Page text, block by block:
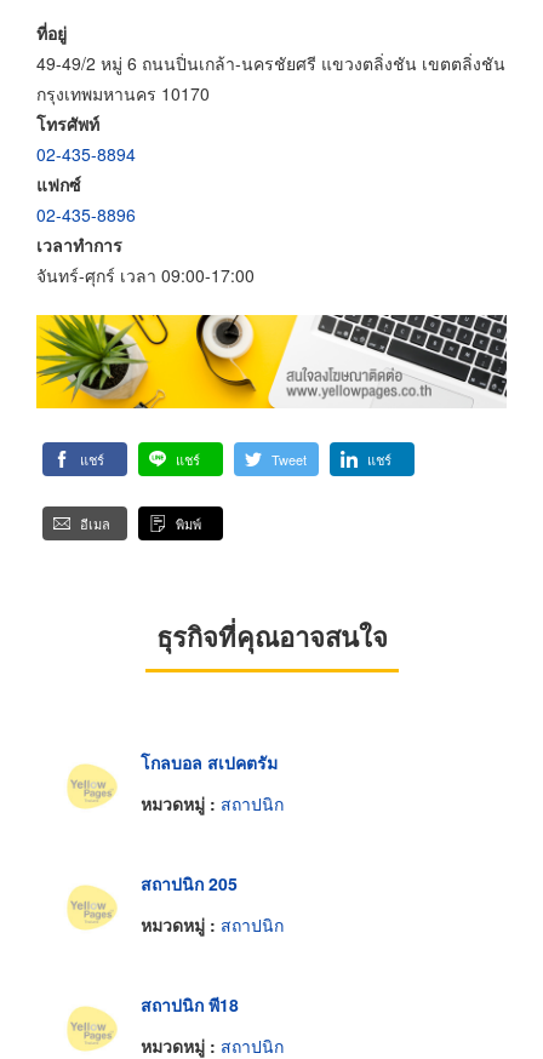
ที่อยู่
49-49/2 หมู่ 6 ถนนปิ่นเกล้า-นครชัยศรี แขวงตลิ่งชัน เขตตลิ่งชัน
กรุงเทพมหานคร 10170
โทรศัพท์
02-435-8894
แฟกซ์
02-435-8896
เวลาทำการ
จันทร์-ศุกร์ เวลา 09:00-17:00
แชร์ แชร์ Tweet แชร์
อีเมล พิมพ์
ธุรกิจที่คุณอาจสนใจ
โกลบอล สเปคตรัม
หมวดหมู่ : สถาปนิก
สถาปนิก 205
หมวดหมู่ : สถาปนิก
สถาปนิก พี18
หมวดหมู่ : สถาปนิก